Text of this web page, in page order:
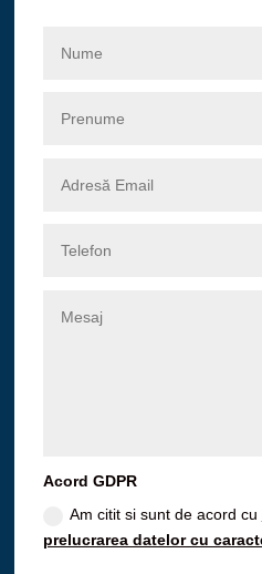
Acord GDPR
Am citit si sunt de acord cu
prelucrarea datelor cu